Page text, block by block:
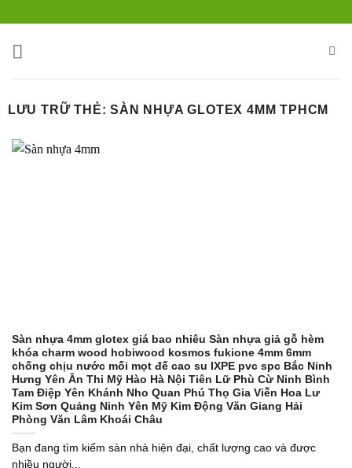
nội
LƯU TRỮ THẺ:SÀN NHỰA GLOTEX 4MM TPHCM
Sàn nhựa 4mm glotex giá bao nhiêu Sàn nhựa giả gỗ hèm
khóa charm wood hobiwood kosmos fukione 4mm 6mm
chống chịu nước mối mọt đế cao su IXPE pvc spc Bắc Ninh
Hưng Yên Ân Thi Mỹ Hào Hà Nội Tiên Lữ Phù Cừ Ninh Bình
Tam Điệp Yên Khánh Nho Quan Phú Thọ Gia Viễn Hoa Lư
Kim Sơn Quảng Ninh Yên Mỹ Kim Động Văn Giang Hải
Phòng Văn Lâm Khoái Châu
Bạn đang tìm kiếm sàn nhà hiện đại, chất lượng cao và được
nhiều người...